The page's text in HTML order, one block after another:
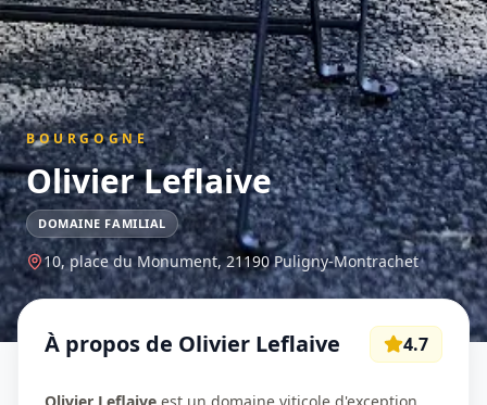
BOURGOGNE
Olivier Leflaive
DOMAINE FAMILIAL
10, place du Monument,21190 Puligny-Montrachet
À propos de Olivier Leflaive 4.7
Olivier Leflaive est un domaine viticole d'exception